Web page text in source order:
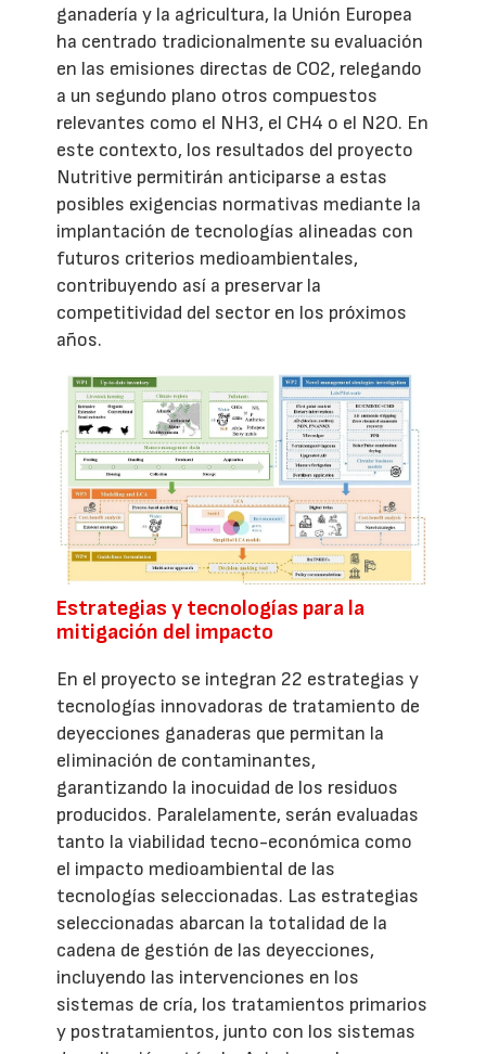
ganadería y la agricultura, la Unión Europea
ha centrado tradicionalmente su evaluación
en las emisiones directas de CO2, relegando
a un segundo plano otros compuestos
relevantes como el NH3, el CH4 o el N2O. En
este contexto, los resultados del proyecto
Nutritive permitirán anticiparse a estas
posibles exigencias normativas mediante la
implantación de tecnologías alineadas con
futuros criterios medioambientales,
contribuyendo así a preservar la
competitividad del sector en los próximos
años.
Estrategias y tecnologías para la
mitigación del impacto
En el proyecto se integran 22 estrategias y
tecnologías innovadoras de tratamiento de
deyecciones ganaderas que permitan la
eliminación de contaminantes,
garantizando la inocuidad de los residuos
producidos. Paralelamente, serán evaluadas
tanto la viabilidad tecno-económica como
el impacto medioambiental de las
tecnologías seleccionadas. Las estrategias
seleccionadas abarcan la totalidad de la
cadena de gestión de las deyecciones,
incluyendo las intervenciones en los
sistemas de cría, los tratamientos primarios
y postratamientos, junto con los sistemas